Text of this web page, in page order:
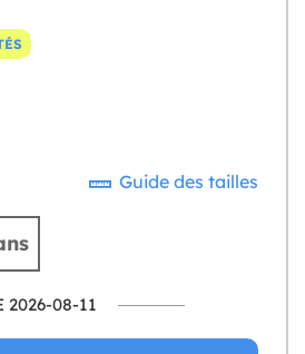
Guide des tailles
2026-08-11